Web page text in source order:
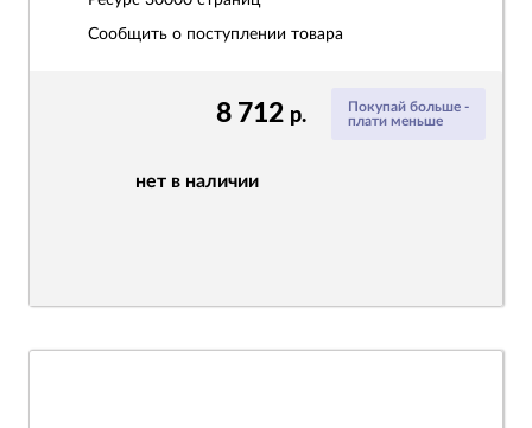
Покупай больше -
плати меньше
8 712 р.
нет в наличии
Сообщить о поступлении товара